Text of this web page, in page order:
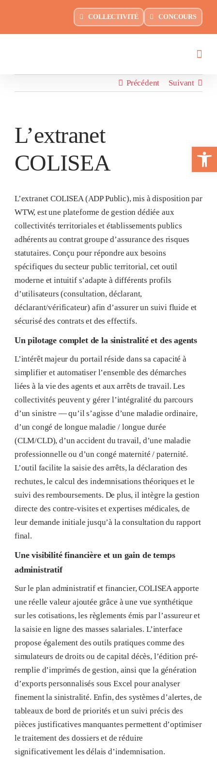
contenu
COLLECTIVITÉ CONCOURS
Précédent Suivant
L’extranet
COLISEA
L’extranet COLISEA (ADP Public), mis à disposition par
WTW, est une plateforme de gestion dédiée aux
collectivités territoriales et établissements publics
adhérents au contrat groupe d’assurance des risques
statutaires. Conçu pour répondre aux besoins
spécifiques du secteur public territorial, cet outil
moderne et intuitif s’adapte à différents profils
d’utilisateurs (consultation, déclarant,
déclarant/vérificateur) afin d’assurer un suivi fluide et
sécurisé des contrats et des effectifs.
Un pilotage complet de la sinistralité et des agents
L’intérêt majeur du portail réside dans sa capacité à
simplifier et automatiser l’ensemble des démarches
liées à la vie des agents et aux arrêts de travail. Les
collectivités peuvent y gérer l’intégralité du parcours
d’un sinistre — qu’il s’agisse d’une maladie ordinaire,
d’un congé de longue maladie / longue durée
(CLM/CLD), d’un accident du travail, d’une maladie
professionnelle ou d’un congé maternité / paternité.
L’outil facilite la saisie des arrêts, la déclaration des
rechutes, le calcul des indemnisations théoriques et le
suivi des remboursements. De plus, il intègre la gestion
directe des contre-visites et expertises médicales, de
leur demande initiale jusqu’à la consultation du rapport
final.
Une visibilité financière et un gain de temps
administratif
Sur le plan administratif et financier, COLISEA apporte
une réelle valeur ajoutée grâce à une vue synthétique
sur les cotisations, les règlements émis par l’assureur et
la saisie en ligne des masses salariales. L’interface
propose également des outils pratiques comme des
simulateurs de droits ou de capital décès, l’édition pré-
remplie d’imprimés de gestion, ainsi que la génération
d’exports personnalisés sous Excel pour analyser
finement la sinistralité. Enfin, des systèmes d’alertes, de
tableaux de bord de priorités et un suivi précis des
pièces justificatives manquantes permettent d’optimiser
le traitement des dossiers et de réduire
significativement les délais d’indemnisation.
Ouvrir